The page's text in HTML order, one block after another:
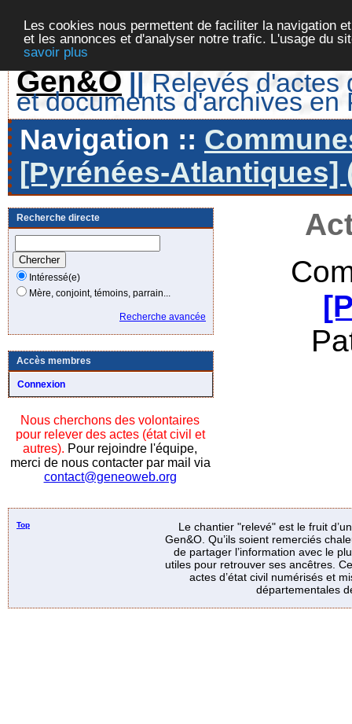
Les cookies nous permettent de faciliter la navigation
et les annonces et d'analyser notre trafic. L'usage du
savoir plus
Gen&O || Relevés d'actes
et documents d'archives en
Navigation ::
[Pyrénées-Atlantiques]
Recherche directe
Intéressé(e)
Mère, conjoint, témoins, parrain...
Recherche avancée
Accès membres
Connexion
Nous cherchons des volontaires
pour relever des actes (état civil et
autres). Pour rejoindre l'équipe,
merci de nous contacter par mail via
contact@geneoweb.org
Top
Le chantier "relevé" est le fruit
Gen&O. Qu’ils soient remerciés
de partager l’information avec le
utiles pour retrouver ses ancêtres.
actes d’état civil numérisés et
départementales